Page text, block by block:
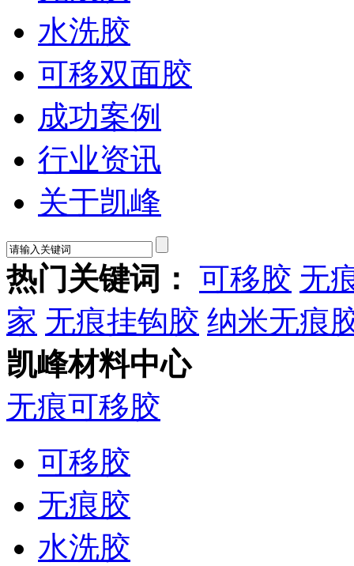
水洗胶
可移双面胶
成功案例
行业资讯
关于凯峰
热门关键词： 可移胶 无
家 无痕挂钩胶 纳米无痕
凯峰材料中心
无痕可移胶
可移胶
无痕胶
水洗胶